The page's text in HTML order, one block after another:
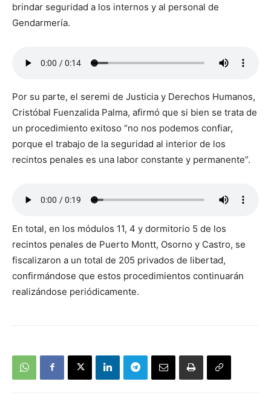
brindar seguridad a los internos y al personal de
Gendarmería.
Por su parte, el seremi de Justicia y Derechos Humanos,
Cristóbal Fuenzalida Palma, afirmó que si bien se trata de
un procedimiento exitoso “no nos podemos confiar,
porque el trabajo de la seguridad al interior de los
recintos penales es una labor constante y permanente”.
En total, en los módulos 11, 4 y dormitorio 5 de los
recintos penales de Puerto Montt, Osorno y Castro, se
fiscalizaron a un total de 205 privados de libertad,
confirmándose que estos procedimientos continuarán
realizándose periódicamente.